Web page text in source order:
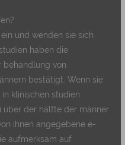
und wenden sie sich
haben die
behandlung von
bestätigt. Wenn sie
klinischen studien
über der hälfte der männer
ihnen angegebene e-
aufmerksam auf